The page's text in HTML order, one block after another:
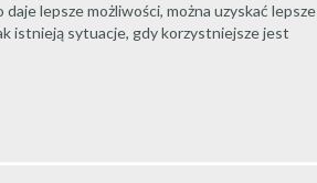
lepsze możliwości, można uzyskać lepsze
istnieją sytuacje, gdy korzystniejsze jest